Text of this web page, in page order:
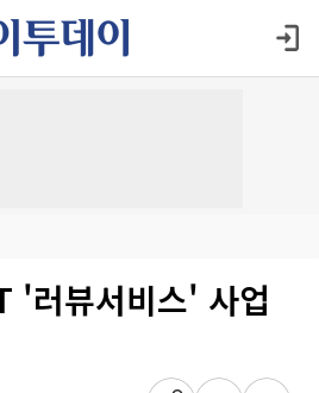
'러뷰서비스' 사업